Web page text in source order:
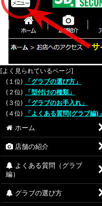
[よく見られているページ]
(１位)
「グラブの選び方」
(２位)
「型付けの種類」
(３位)
「グラブのお手入れ」
(４位)
「よくある質問(グラブ編)」
ホーム
店舗の紹介
よくある質問（グラブ
編）
グラブの選び方